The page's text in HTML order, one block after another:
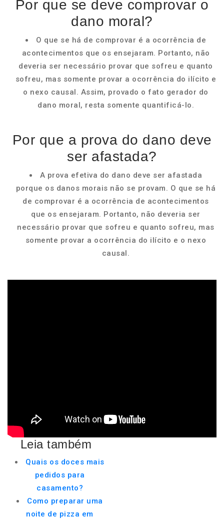
Por que se deve comprovar o
dano moral?
O que se há de comprovar é a ocorrência de
acontecimentos que os ensejaram. Portanto, não
deveria ser necessário provar que sofreu e quanto
sofreu, mas somente provar a ocorrência do ilícito e
o nexo causal. Assim, provado o fato gerador do
dano moral, resta somente quantificá-lo.
Por que a prova do dano deve
ser afastada?
A prova efetiva do dano deve ser afastada
porque os danos morais não se provam. O que se há
de comprovar é a ocorrência de acontecimentos
que os ensejaram. Portanto, não deveria ser
necessário provar que sofreu e quanto sofreu, mas
somente provar a ocorrência do ilícito e o nexo
causal.
Leia também
Quais os doces mais
pedidos para
casamento?
Como preparar uma
noite de pizza em